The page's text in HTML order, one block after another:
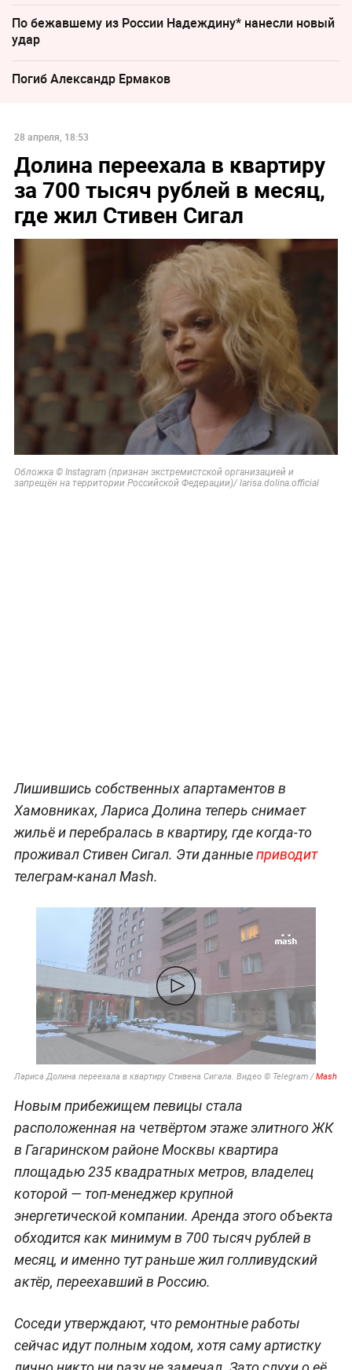
По бежавшему из России Надеждину* нанесли новый
удар
Погиб Александр Ермаков
28 апреля, 18:53
Долина переехала в квартиру
за 700 тысяч рублей в месяц,
где жил Стивен Сигал
Обложка © Instagram (признан экстремистской организацией и
запрещён на территории Российской Федерации)/ larisa.dolina.official
Лишившись собственных апартаментов в
Хамовниках, Лариса Долина теперь снимает
жильё и перебралась в квартиру, где когда-то
проживал Стивен Сигал. Эти данныеприводит
телеграм-канал Mash.
Лариса Долина переехала в квартиру Стивена Сигала. Видео © Telegram /Mash
Новым прибежищем певицы стала
расположенная на четвёртом этаже элитного ЖК
в Гагаринском районе Москвы квартира
площадью 235 квадратных метров, владелец
которой — топ-менеджер крупной
энергетической компании. Аренда этого объекта
обходится как минимум в 700 тысяч рублей в
месяц, и именно тут раньше жил голливудский
актёр, переехавший в Россию.
Соседи утверждают, что ремонтные работы
сейчас идут полным ходом, хотя саму артистку